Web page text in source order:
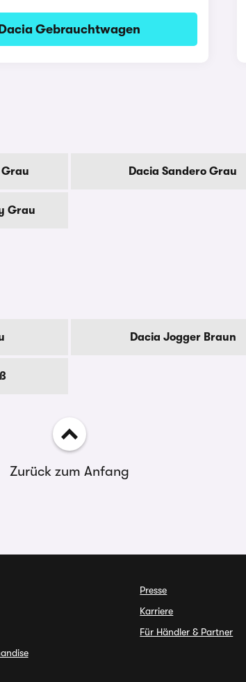
Gebrauchtwagen
Dacia Sandero Grau
Grau
Dacia Jogger Braun
Zurück zum Anfang
Presse
Karriere
Für Händler & Partner